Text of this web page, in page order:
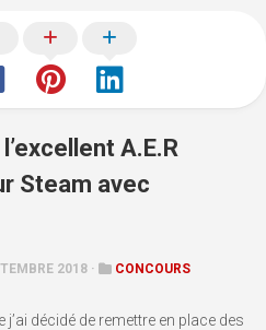
A.E.R
Steam avec
2018 · CONCOURS
décidé de remettre en place des